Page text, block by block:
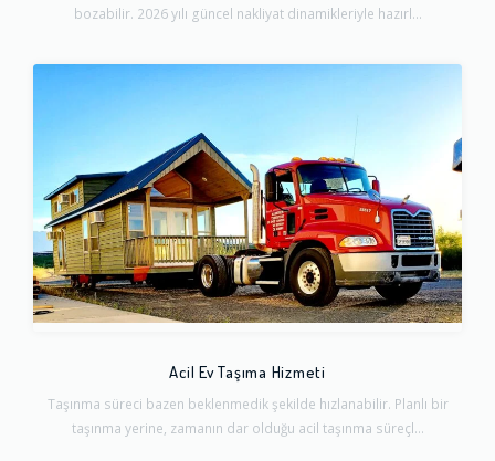
bozabilir. 2026 yılı güncel nakliyat dinamikleriyle hazırl...
Acil Ev Taşıma Hizmeti
Taşınma süreci bazen beklenmedik şekilde hızlanabilir. Planlı bir
taşınma yerine, zamanın dar olduğu acil taşınma süreçl...